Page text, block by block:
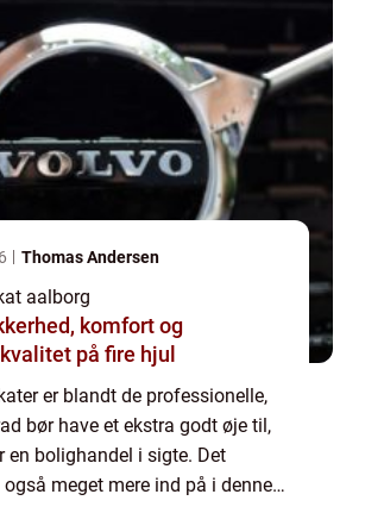
Thomas Andersen
aalborg
komfort og
på fire hjul
er blandt de professionelle,
bør have et ekstra godt øje til,
en bolighandel i sigte. Det
meget mere ind på i denne